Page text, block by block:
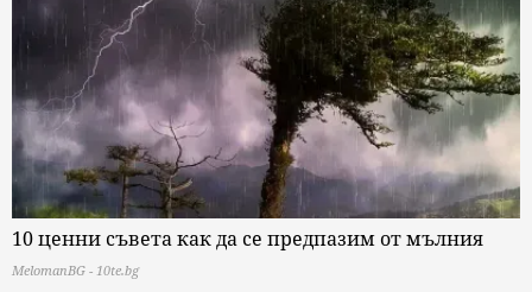
10 ценни съвета как да се предпазим от мълния
MelomanBG - 10te.bg